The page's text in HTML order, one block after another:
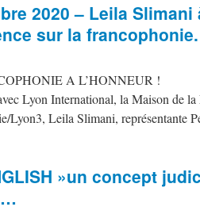
2020 – Leila Slimani
sur la francophonie.
A L’HONNEUR ! A
Lyon International, la Maison de
Lyon3, Leila Slimani, représentante
»un concept